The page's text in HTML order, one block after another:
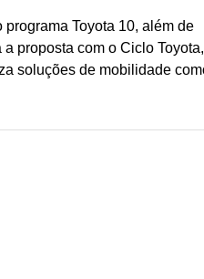
Toyota 10, além de
proposta com o Ciclo Toyota,
soluções de mobilidade